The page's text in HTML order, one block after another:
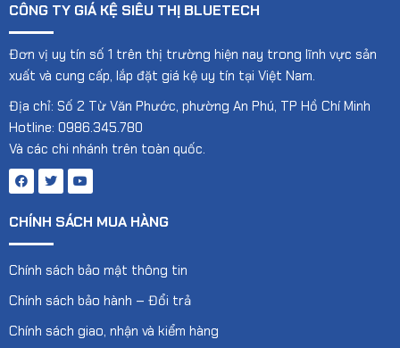
CÔNG TY GIÁ KỆ SIÊU THỊ BLUETECH
Đơn vị uy tín số 1 trên thị trường hiện nay trong lĩnh vực sản
xuất và cung cấp, lắp đặt giá kệ uy tín tại Việt Nam.
Địa chỉ: Số 2 Từ Văn Phước, phường An Phú, TP Hồ Chí Minh
Hotline: 0986.345.780
Và các chi nhánh trên toàn quốc.
CHÍNH SÁCH MUA HÀNG
Chính sách bảo mật thông tin
Chính sách bảo hành – Đổi trả
Chính sách giao, nhận và kiểm hàng